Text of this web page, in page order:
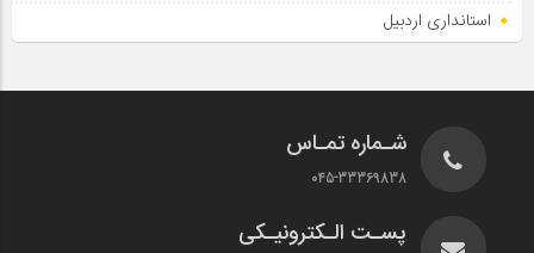
استانداری اردبیل
شـماره تمـاس
045-33369838
پسـت الـکترونیـکی